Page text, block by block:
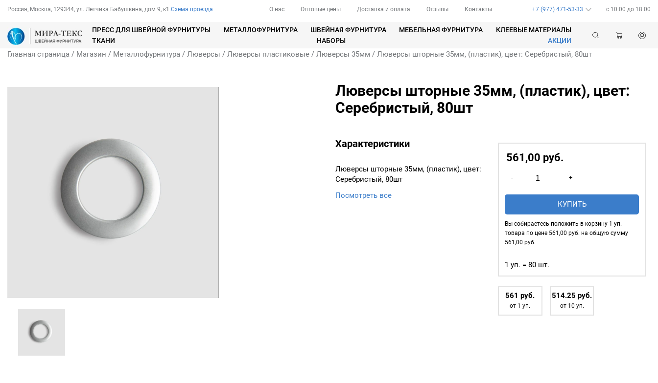
Россия, Москва, 129344, ул. Летчика Бабушкина, дом 9, к1.Схема проезда О нас Оптовые цены Доставка и оплата Отзывы Контакты +7 (977) 471-53-33 c 10:00 до 18:00
ПРЕСС ДЛЯ ШВЕЙНОЙ ФУРНИТУРЫ МЕТАЛЛОФУРНИТУРА ШВЕЙНАЯ ФУРНИТУРА МЕБЕЛЬНАЯ ФУРНИТУРА
КЛЕЕВЫЕ МАТЕРИАЛЫ
ТКАНИ
НАБОРЫ АКЦИИ
Главная страница / Магазин / Металлофурнитура / Люверсы / Люверсы пластиковые / Люверсы 35мм / Люверсы шторные 35мм, (пластик), цвет: Серебристый, 80шт
Люверсы шторные 35мм, (пластик), цвет:
Серебристый, 80шт
Характеристики
Люверсы шторные 35мм, (пластик), цвет:
Серебристый, 80шт
Посмотреть все
561,00 руб.
-
товара
Люверсы
(пластик),
цвет:
80шт
+
КУПИТЬ
Вы собираетесь положить в корзину 1 уп.
товара по цене 561,00 руб. на общую сумму
561,00 руб.
1 уп. = 80 шт.
561руб.
от 1 уп.
514.25руб.
от 10 уп.